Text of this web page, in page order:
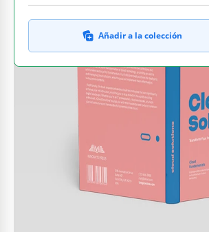
Añadir a la colección
QUÉ INCLUYE
Cuatro vibrantes esquemas de color
Texto editable de autor y título
Opciones de tamaño de lomo
Sección de descripción en la